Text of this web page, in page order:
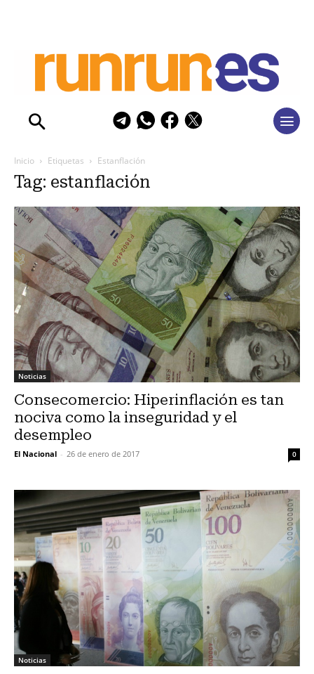
Inicio Etiquetas Estanflación
Tag: estanflación
Noticias
Consecomercio: Hiperinflación es tan
nociva como la inseguridad y el
desempleo
El Nacional - 26 de enero de 2017 0
Noticias